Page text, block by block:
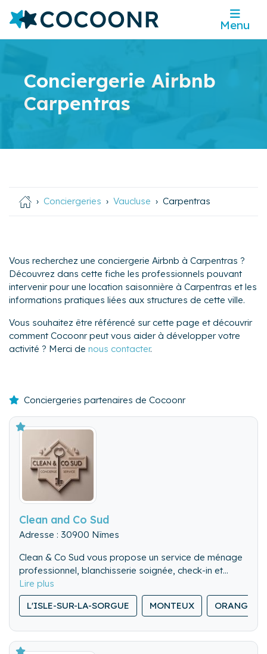
Menu
Conciergerie Airbnb
Carpentras
Conciergeries Vaucluse Carpentras
Vous recherchez une conciergerie Airbnb à Carpentras ?
Découvrez dans cette fiche les professionnels pouvant
intervenir pour une location saisonnière à Carpentras et les
informations pratiques liées aux structures de cette ville.
Vous souhaitez être référencé sur cette page et découvrir
comment Cocoonr peut vous aider à développer votre
activité ? Merci de nous contacter.
Conciergeries partenaires de Cocoonr
Clean and Co Sud
Adresse : 30900 Nîmes
Clean & Co Sud vous propose un service de ménage
professionnel, blanchisserie soignée, check-in et
check-out rigoureux pour vos locations saisonnières.
Notre équipe veille à la propreté et au confort de
chaque logement, avec un haut niveau d’exigence.
L'ISLE-SUR-LA-SORGUE MONTEUX ORANGE